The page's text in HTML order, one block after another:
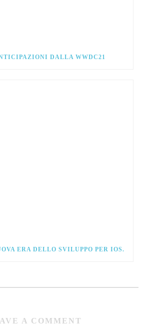
DALLA WWDC21
ERA DELLO SVILUPPO PER IOS.
A COMMENT